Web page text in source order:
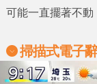
可能一直擺著不動
掃描式電子